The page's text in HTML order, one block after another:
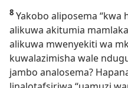
8 Yakobo aliposema “kwa
alikuwa akitumia
alikuwa mwenyekiti wa
kuwalazimisha wale
jambo analosema?